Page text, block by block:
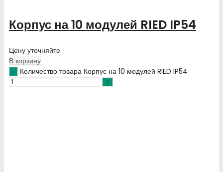
Корпус на 10 модулей RIED IP54
Цену уточняйте
В корзину
Количество товара Корпус на 10 модулей RIED IP54